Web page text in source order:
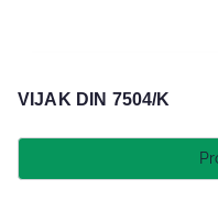
VIJAK DIN 7504/K